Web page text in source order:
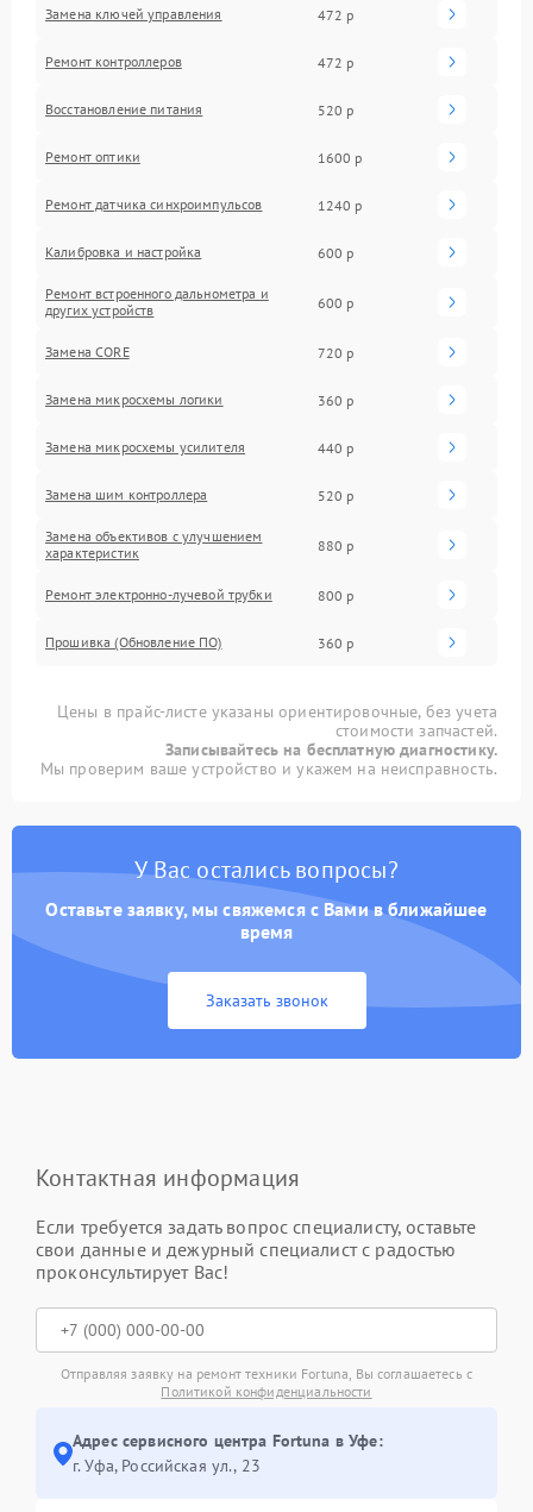
Замена ключей управления 472 р
Ремонт контроллеров 472 р
Восстановление питания 520 р
Ремонт оптики 1600 р
Ремонт датчика синхроимпульсов 1240 р
Калибровка и настройка 600 р
Ремонт встроенного дальнометра и
других устройств
600 р
Замена CORE 720 р
Замена микросхемы логики 360 р
Замена микросхемы усилителя 440 р
Замена шим контроллера 520 р
Замена объективов с улучшением
характеристик
880 р
Ремонт электронно-лучевой трубки 800 р
Прошивка (Обновление ПО) 360 р
Цены в прайс-листе указаны ориентировочные, без учета
стоимости запчастей.
Записывайтесь на бесплатную диагностику.
Мы проверим ваше устройство и укажем на неисправность.
У Вас остались вопросы?
Оставьте заявку, мы свяжемся с Вами в ближайшее
время
Заказать звонок
Контактная информация
Если требуется задать вопрос специалисту, оставьте
свои данные и дежурный специалист с радостью
проконсультирует Вас!
Отправляя заявку на ремонт техники Fortuna, Вы соглашаетесь с
Политикой конфиденциальности
Адрес сервисного центра Fortuna в Уфе:
г. Уфа, Российская ул., 23